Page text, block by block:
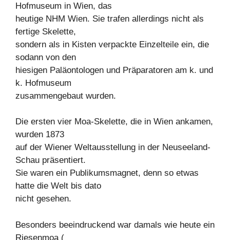
Hofmuseum in Wien, das
heutige NHM Wien. Sie trafen allerdings nicht als
fertige Skelette,
sondern als in Kisten verpackte Einzelteile ein, die
sodann von den
hiesigen Paläontologen und Präparatoren am k. und
k. Hofmuseum
zusammengebaut wurden.
Die ersten vier Moa-Skelette, die in Wien ankamen,
wurden 1873
auf der Wiener Weltausstellung in der Neuseeland-
Schau präsentiert.
Sie waren ein Publikumsmagnet, denn so etwas
hatte die Welt bis dato
nicht gesehen.
Besonders beeindruckend war damals wie heute ein
Riesenmoa (